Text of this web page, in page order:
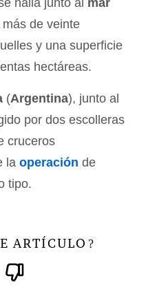
halla junto al mar
de veinte
y una superficie
hectáreas.
(Argentina), junto al
por dos escolleras
cruceros
la operación de
tipo.
ARTÍCULO ?